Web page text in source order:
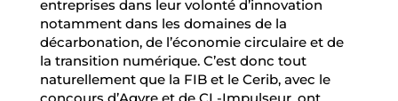
entreprises dans leur volonté d’innovation
notamment dans les domaines de la
décarbonation, de l’économie circulaire et de
la transition numérique. C’est donc tout
naturellement que la FIB et le Cerib, avec le